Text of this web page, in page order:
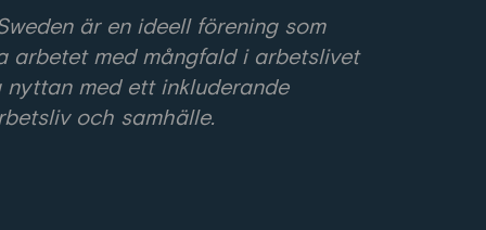
är en ideell förening som
arbetet med mångfald i arbetslivet
med ett inkluderande
och samhälle.